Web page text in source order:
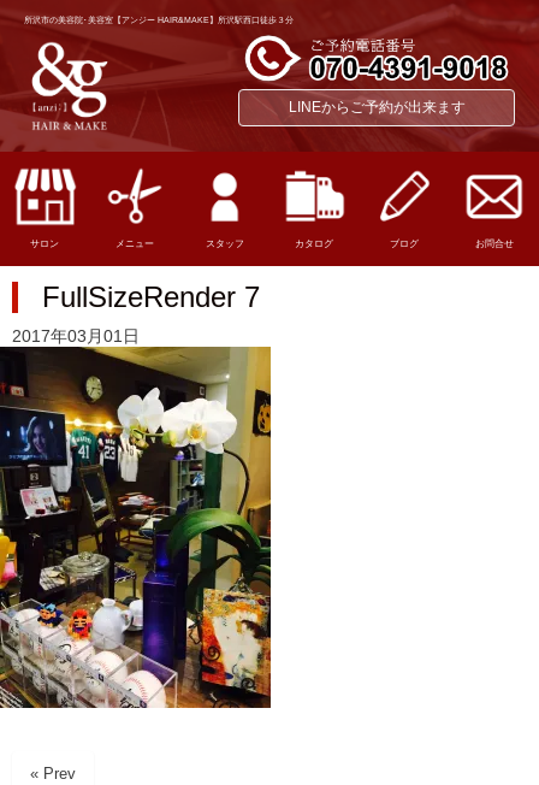
所沢市の美容院･美容室【アンジー HAIR&MAKE】所沢駅西口徒歩３分
LINEからご予約が出来ます
サロン メニュー スタッフ カタログ ブログ お問合せ
FullSizeRender 7
2017年03月01日
« Prev